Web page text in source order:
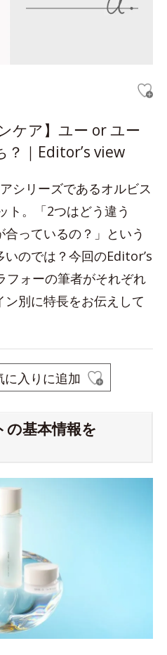
ケア】ユー or ユー
？｜Editor’s view
シリーズであるオルビス
ト。「2つはどう違う
っているの？」という
のでは？今回のEditor’s
フォーの筆者がそれぞれ
別に特長をお伝えして
に入りに追加
の基本情報を